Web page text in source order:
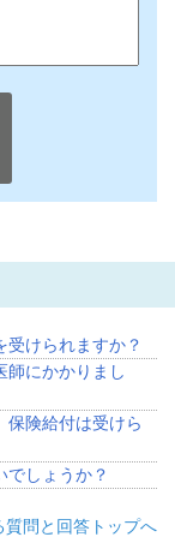
けられますか？
師にかかりまし
保険給付は受けら
でしょうか？
質問と回答トップへ